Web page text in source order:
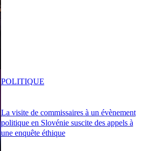
La visite de commissaires à un évènement
politique en Slovénie suscite des appels à
une enquête éthique
POLITIQUE